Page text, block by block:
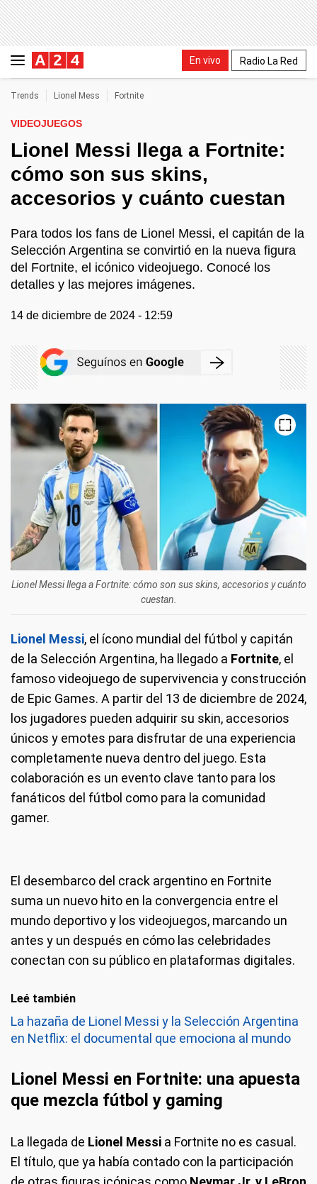
En vivo Radio La Red
Trends Lionel Mess Fortnite
VIDEOJUEGOS
Lionel Messi llega a Fortnite:
cómo son sus skins,
accesorios y cuánto cuestan
Para todos los fans de Lionel Messi, el capitán de la
Selección Argentina se convirtió en la nueva figura
del Fortnite, el icónico videojuego. Conocé los
detalles y las mejores imágenes.
14 de diciembre de 2024 - 12:59
Lionel Messi llega a Fortnite: cómo son sus skins, accesorios y cuánto
cuestan.
Lionel Messi, el ícono mundial del fútbol y capitán
de la Selección Argentina, ha llegado a Fortnite, el
famoso videojuego de supervivencia y construcción
de Epic Games. A partir del 13 de diciembre de 2024,
los jugadores pueden adquirir su skin, accesorios
únicos y emotes para disfrutar de una experiencia
completamente nueva dentro del juego. Esta
colaboración es un evento clave tanto para los
fanáticos del fútbol como para la comunidad
gamer.
El desembarco del crack argentino en Fortnite
suma un nuevo hito en la convergencia entre el
mundo deportivo y los videojuegos, marcando un
antes y un después en cómo las celebridades
conectan con su público en plataformas digitales.
Leé también
La hazaña de Lionel Messi y la Selección Argentina
en Netflix: el documental que emociona al mundo
Lionel Messi en Fortnite: una apuesta
que mezcla fútbol y gaming
La llegada de Lionel Messi a Fortnite no es casual.
El título, que ya había contado con la participación